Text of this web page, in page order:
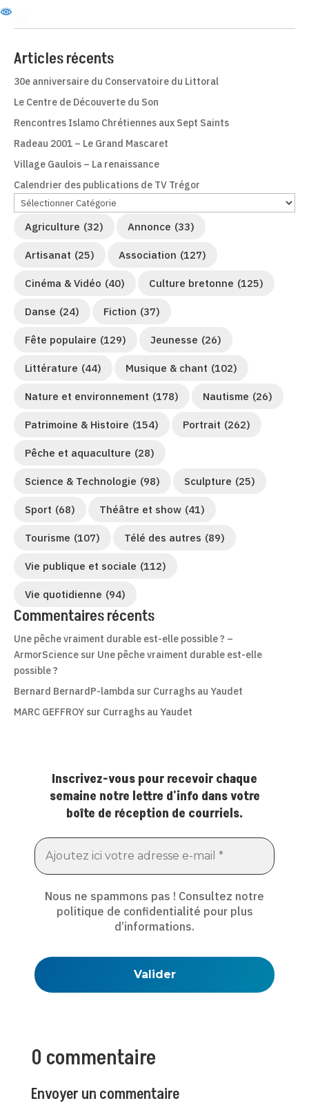
Articles récents
30e anniversaire du Conservatoire du Littoral
Le Centre de Découverte du Son
Rencontres Islamo Chrétiennes aux Sept Saints
Radeau 2001 – Le Grand Mascaret
Village Gaulois – La renaissance
Calendrier des publications de TV Trégor
Agriculture (32) Annonce (33)
Artisanat (25) Association (127)
Cinéma & Vidéo (40) Culture bretonne (125)
Danse (24) Fiction (37)
Fête populaire (129) Jeunesse (26)
Littérature (44) Musique & chant (102)
Nature et environnement (178) Nautisme (26)
Patrimoine & Histoire (154) Portrait (262)
Pêche et aquaculture (28)
Science & Technologie (98) Sculpture (25)
Sport (68) Théâtre et show (41)
Tourisme (107) Télé des autres (89)
Vie publique et sociale (112)
Vie quotidienne (94)
Commentaires récents
Une pêche vraiment durable est-elle possible ? –
ArmorScience sur Une pêche vraiment durable est-elle
possible ?
Bernard BernardP-lambda sur Curraghs au Yaudet
MARC GEFFROY sur Curraghs au Yaudet
Inscrivez-vous pour recevoir chaque
semaine notre lettre d'info dans votre
boîte de réception de courriels.
Nous ne spammons pas ! Consultez notre
politique de confidentialité pour plus
d’informations.
0 commentaire
Envoyer un commentaire